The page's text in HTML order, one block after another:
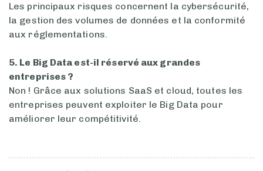
Les principaux risques concernent la cybersécurité,
la gestion des volumes de données et la conformité
aux réglementations.
5. Le Big Data est-il réservé aux grandes
entreprises ?
Non ! Grâce aux solutions SaaS et cloud, toutes les
entreprises peuvent exploiter le Big Data pour
améliorer leur compétitivité.